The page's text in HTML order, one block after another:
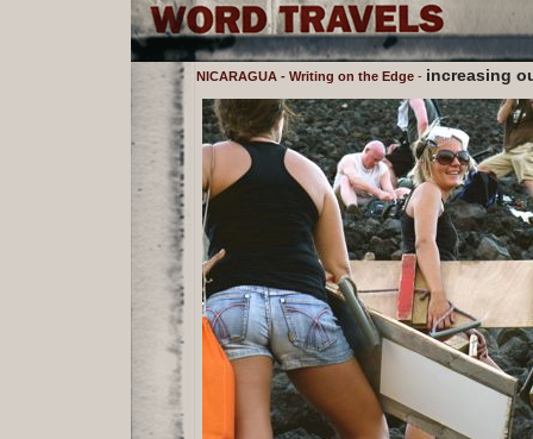
NICARAGUA - Writing on the Edge - increasing